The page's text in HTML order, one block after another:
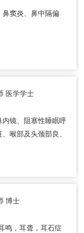
鼻窦炎、鼻中隔偏
医学学士
内镜、阻塞性睡眠呼
喉部及头颈部良、
博士
鸣，耳聋，耳石症